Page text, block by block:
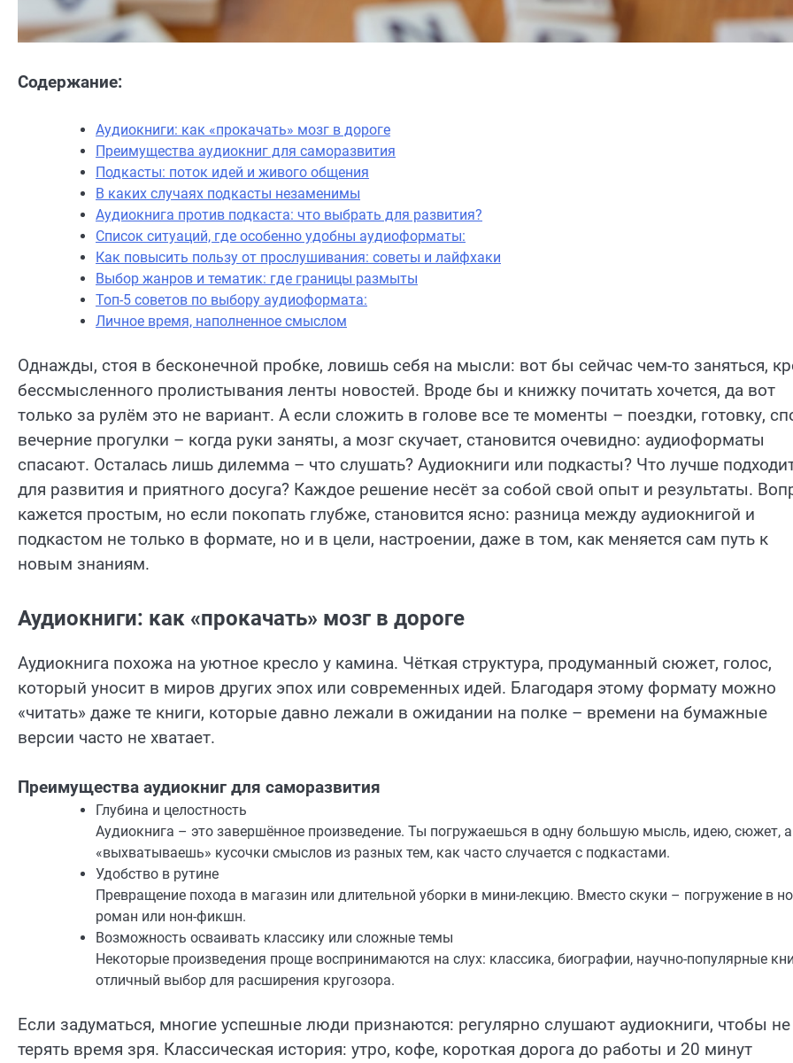
Содержание:
Аудиокниги: как «прокачать» мозг в дороге
Преимущества аудиокниг для саморазвития
Подкасты: поток идей и живого общения
В каких случаях подкасты незаменимы
Аудиокнига против подкаста: что выбрать для развития?
Список ситуаций, где особенно удобны аудиоформаты:
Как повысить пользу от прослушивания: советы и лайфхаки
Выбор жанров и тематик: где границы размыты
Топ-5 советов по выбору аудиоформата:
Личное время, наполненное смыслом
Однажды, стоя в бесконечной пробке, ловишь себя на мысли: вот бы сейчас чем-то заняться,
бессмысленного пролистывания ленты новостей. Вроде бы и книжку почитать хочется, да вот
только за рулём это не вариант. А если сложить в голове все те моменты – поездки, готовку,
вечерние прогулки – когда руки заняты, а мозг скучает, становится очевидно: аудиоформаты
спасают. Осталась лишь дилемма – что слушать? Аудиокниги или подкасты? Что лучше
для развития и приятного досуга? Каждое решение несёт за собой свой опыт и результаты.
кажется простым, но если покопать глубже, становится ясно: разница между аудиокнигой и
подкастом не только в формате, но и в цели, настроении, даже в том, как меняется сам путь к
новым знаниям.
Аудиокниги: как «прокачать» мозг в дороге
Аудиокнига похожа на уютное кресло у камина. Чёткая структура, продуманный сюжет, голос,
который уносит в миров других эпох или современных идей. Благодаря этому формату можно
«читать» даже те книги, которые давно лежали в ожидании на полке – времени на бумажные
версии часто не хватает.
Преимущества аудиокниг для саморазвития
Глубина и целостность
Аудиокнига – это завершённое произведение. Ты погружаешься в одну большую мысль, идею, сюжет,
«выхватываешь» кусочки смыслов из разных тем, как часто случается с подкастами.
Удобство в рутине
Превращение похода в магазин или длительной уборки в мини-лекцию. Вместо скуки – погружение в
роман или нон-фикшн.
Возможность осваивать классику или сложные темы
Некоторые произведения проще воспринимаются на слух: классика, биографии, научно-популярные
отличный выбор для расширения кругозора.
Если задуматься, многие успешные люди признаются: регулярно слушают аудиокниги, чтобы не
терять время зря. Классическая история: утро, кофе, короткая дорога до работы и 20 минут